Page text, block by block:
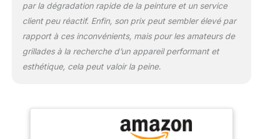
par la dégradation rapide de la peinture et un service
client peu réactif. Enfin, son prix peut sembler élevé par
rapport à ces inconvénients, mais pour les amateurs de
grillades à la recherche d’un appareil performant et
esthétique, cela peut valoir la peine.